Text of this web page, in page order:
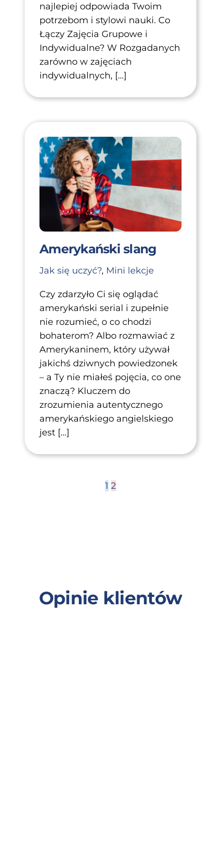
najlepiej odpowiada Twoim
potrzebom i stylowi nauki. Co
Łączy Zajęcia Grupowe i
Indywidualne? W Rozgadanych
zarówno w zajęciach
indywidualnych, […]
Amerykański slang
Jak się uczyć?, Mini lekcje
Czy zdarzyło Ci się oglądać
amerykański serial i zupełnie
nie rozumieć, o co chodzi
bohaterom? Albo rozmawiać z
Amerykaninem, który używał
jakichś dziwnych powiedzonek
– a Ty nie miałeś pojęcia, co one
znaczą? Kluczem do
zrozumienia autentycznego
amerykańskiego angielskiego
jest […]
1 2
Opinie klientów